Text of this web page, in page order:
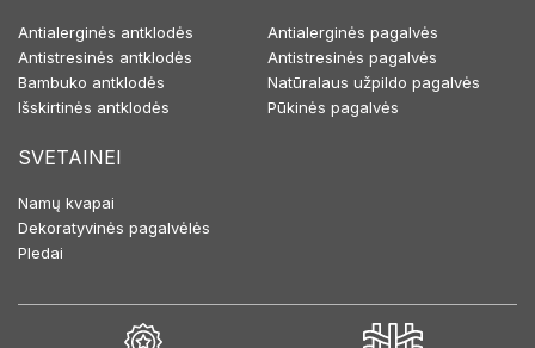
Antialerginės antklodės
Antistresinės antklodės
Bambuko antklodės
Išskirtinės antklodės
Antialerginės pagalvės
Antistresinės pagalvės
Natūralaus užpildo pagalvės
Pūkinės pagalvės
SVETAINEI
Namų kvapai
Dekoratyvinės pagalvėlės
Pledai